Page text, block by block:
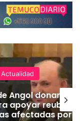
Actualidad
Angol donan
apoyar
afectadas por